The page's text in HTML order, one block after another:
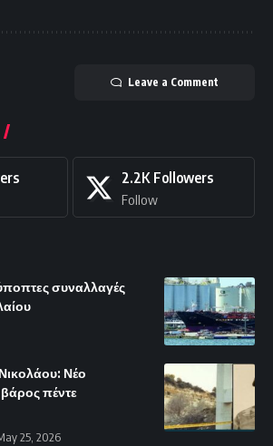
Leave a Comment
2.2K Followers
Follow
συναλλαγές
Νέο
βάρος πέντε
25, 2026